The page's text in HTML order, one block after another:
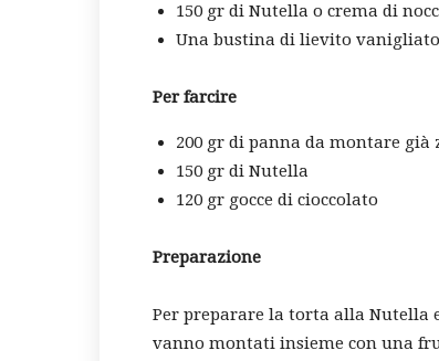
150 gr di Nutella o crema di
Una bustina di lievito vanigliato
Per farcire
200 gr di panna da montare già
150 gr di Nutella
120 gr gocce di cioccolato
Preparazione
Per preparare la torta alla Nutella
vanno montati insieme con una